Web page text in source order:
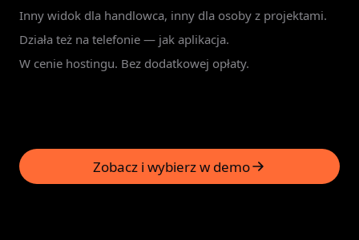
Inny widok dla handlowca, inny dla osoby z projektami.
Działa też na telefonie — jak aplikacja.
W cenie hostingu. Bez dodatkowej opłaty.
Zobacz i wybierz w demo(otwiera w nowej karcie)